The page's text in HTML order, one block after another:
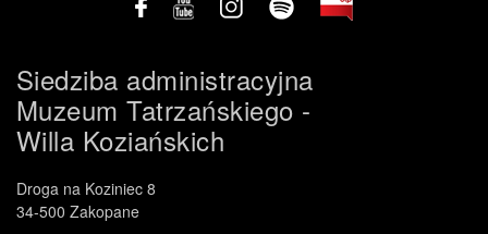
Siedziba administracyjna
Muzeum Tatrzańskiego -
Willa Koziańskich
Droga na Koziniec 8
34-500 Zakopane